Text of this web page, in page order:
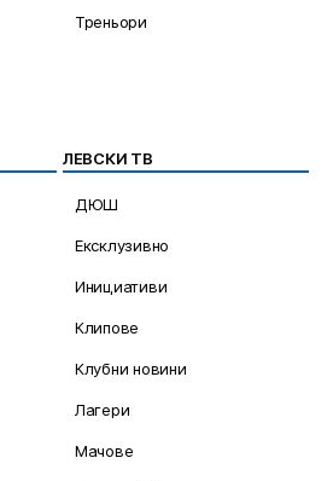
Треньори
ЛЕВСКИ ТВ
ДЮШ
Ексклузивно
Инициативи
Клипове
Клубни новини
Лагери
Мачове